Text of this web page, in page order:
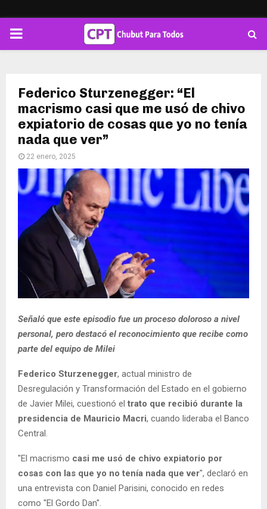
PRIMARY
Federico Sturzenegger: “El
macrismo casi que me usó de chivo
expiatorio de cosas que yo no tenía
nada que ver”
22 enero, 2025
Señaló que este episodio fue un proceso doloroso a nivel
personal, pero destacó el reconocimiento que recibe como
parte del equipo de Milei
Federico Sturzenegger, actual ministro de
Desregulación y Transformación del Estado en el gobierno
de Javier Milei, cuestionó el trato que recibió durante la
presidencia de Mauricio Macri, cuando lideraba el Banco
Central.
"El macrismo casi me usó de chivo expiatorio por
cosas con las que yo no tenía nada que ver", declaró en
una entrevista con Daniel Parisini, conocido en redes
como "El Gordo Dan".